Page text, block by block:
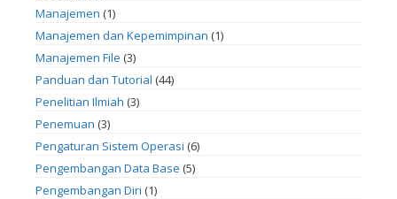
Manajemen (1)
Manajemen dan Kepemimpinan (1)
Manajemen File (3)
Panduan dan Tutorial (44)
Penelitian Ilmiah (3)
Penemuan (3)
Pengaturan Sistem Operasi (6)
Pengembangan Data Base (5)
Pengembangan Diri (1)